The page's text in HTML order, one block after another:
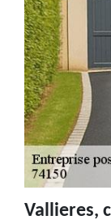
Vallieres,